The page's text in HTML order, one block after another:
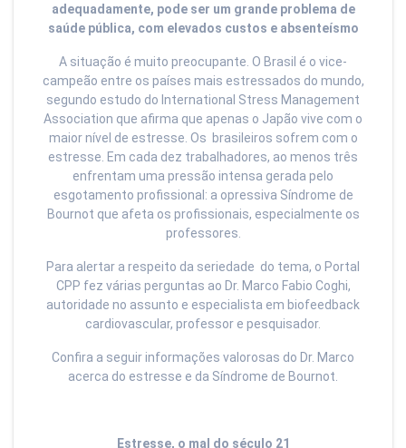
adequadamente, pode ser um grande problema de
saúde pública, com elevados custos e absenteísmo
A situação é muito preocupante. O Brasil é o vice-
campeão entre os países mais estressados do mundo,
segundo estudo do International Stress Management
Association que afirma que apenas o Japão vive com o
maior nível de estresse. Os brasileiros sofrem com o
estresse. Em cada dez trabalhadores, ao menos três
enfrentam uma pressão intensa gerada pelo
esgotamento profissional: a opressiva Síndrome de
Bournot que afeta os profissionais, especialmente os
professores.
Para alertar a respeito da seriedade do tema, o Portal
CPP fez várias perguntas ao Dr. Marco Fabio Coghi,
autoridade no assunto e especialista em biofeedback
cardiovascular, professor e pesquisador.
Confira a seguir informações valorosas do Dr. Marco
acerca do estresse e da Síndrome de Bournot.
Estresse, o mal do século 21